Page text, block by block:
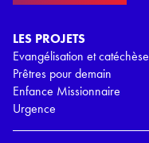
LES PROJETS
Evangélisation et catéchèse
Prêtres pour demain
Enfance Missionnaire
Urgence